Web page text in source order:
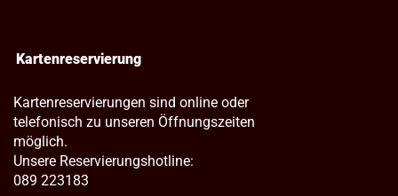
Kartenreservierung
Kartenreservierungen sind online oder
telefonisch zu unseren Öffnungszeiten
möglich.
Unsere Reservierungshotline:
089 223183